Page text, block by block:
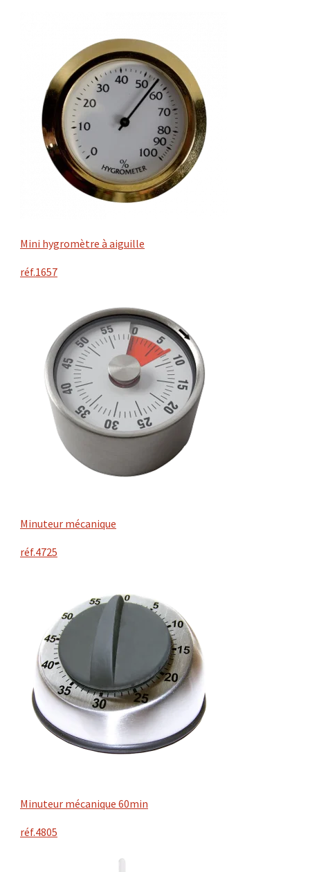
Mini hygromètre à aiguille
réf.1657
Minuteur mécanique
réf.4725
Minuteur mécanique 60min
réf.4805